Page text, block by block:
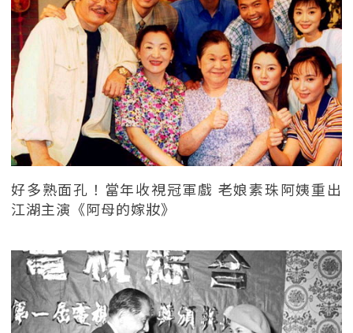
好多熟面孔！當年收視冠軍戲 老娘素珠阿姨重出
江湖主演《阿母的嫁妝》